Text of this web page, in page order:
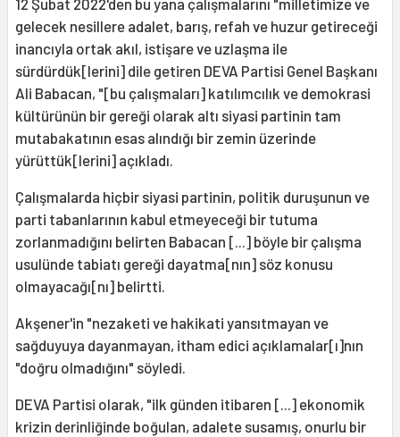
12 Şubat 2022'den bu yana çalışmalarını "milletimize ve
gelecek nesillere adalet, barış, refah ve huzur getireceği
inancıyla ortak akıl, istişare ve uzlaşma ile
sürdürdük[lerini] dile getiren DEVA Partisi Genel Başkanı
Ali Babacan, "[bu çalışmaları] katılımcılık ve demokrasi
kültürünün bir gereği olarak altı siyasi partinin tam
mutabakatının esas alındığı bir zemin üzerinde
yürüttük[lerini] açıkladı.
Çalışmalarda hiçbir siyasi partinin, politik duruşunun ve
parti tabanlarının kabul etmeyeceği bir tutuma
zorlanmadığını belirten Babacan [...] böyle bir çalışma
usulünde tabiatı gereği dayatma[nın] söz konusu
olmayacağı[nı] belirtti.
Akşener'in "nezaketi ve hakikati yansıtmayan ve
sağduyuya dayanmayan, itham edici açıklamalar[ı]nın
"doğru olmadığını" söyledi.
DEVA Partisi olarak, "ilk günden itibaren [...] ekonomik
krizin derinliğinde boğulan, adalete susamış, onurlu bir